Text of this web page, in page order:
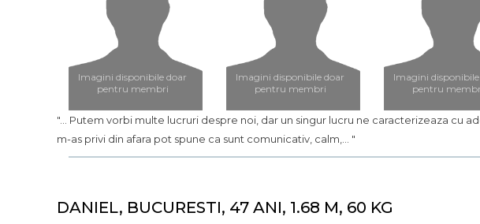
Imagini disponibile doar
pentru membri
Imagini disponibile doar
pentru membri
Imagini
pentru
"... Putem vorbi multe lucruri despre noi, dar un singur lucru ne caracterizeaza cu
m-as privi din afara pot spune ca sunt comunicativ, calm,... "
DANIEL, BUCURESTI, 47 ANI, 1.68 M, 60 KG